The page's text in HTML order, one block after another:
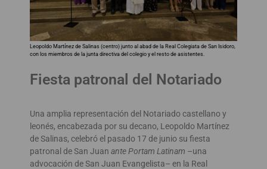
Leopoldo Martínez de Salinas (centro) junto al abad de la Real Colegiata de San Isidoro,
con los miembros de la junta directiva del colegio y el resto de asistentes.
Fiesta patronal del Notariado
Una amplia representación del Notariado castellano y
leonés, encabezada por su decano, Leopoldo Martínez
de Salinas, celebró el pasado 17 de junio su fiesta
patronal de San Juan ante Portam Latinam –una
advocación de San Juan Evangelista– en la Real